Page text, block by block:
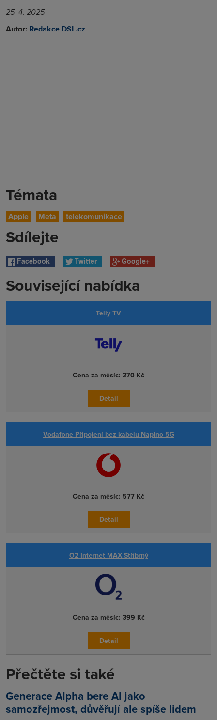
25. 4. 2025
Autor: Redakce DSL.cz
Témata
Apple Meta telekomunikace
Sdílejte
Facebook Twitter Google+
Související nabídka
Telly TV
Cena za měsíc: 270 Kč
Detail
Vodafone Připojení bez kabelu Naplno 5G
Cena za měsíc: 577 Kč
Detail
O2 Internet MAX Stříbrný
Cena za měsíc: 399 Kč
Detail
Přečtěte si také
Generace Alpha bere AI jako
samozřejmost, důvěřují ale spíše lidem